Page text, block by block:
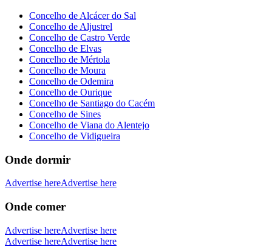
Concelho de Alcácer do Sal
Concelho de Aljustrel
Concelho de Castro Verde
Concelho de Elvas
Concelho de Mértola
Concelho de Moura
Concelho de Odemira
Concelho de Ourique
Concelho de Santiago do Cacém
Concelho de Sines
Concelho de Viana do Alentejo
Concelho de Vidigueira
Onde dormir
Advertise hereAdvertise here
Onde comer
Advertise hereAdvertise here
Advertise hereAdvertise here